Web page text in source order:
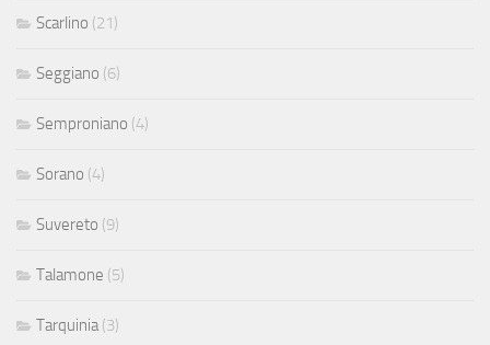
Scarlino (21)
Seggiano (6)
Semproniano (4)
Sorano (4)
Suvereto (9)
Talamone (5)
Tarquinia (3)